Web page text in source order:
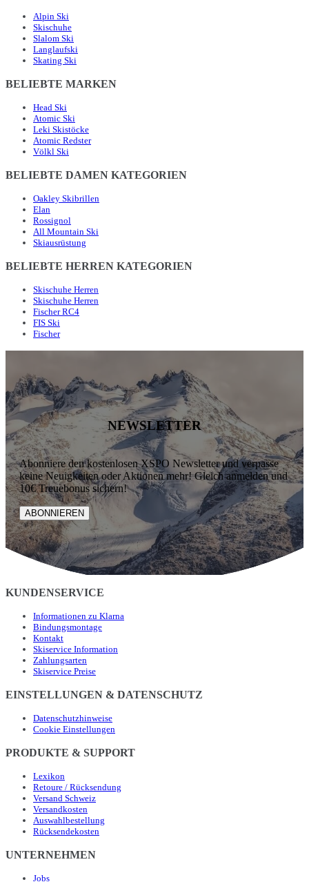
Alpin Ski
Skischuhe
Slalom Ski
Langlaufski
Skating Ski
BELIEBTE MARKEN
Head Ski
Atomic Ski
Leki Skistöcke
Atomic Redster
Völkl Ski
BELIEBTE DAMEN KATEGORIEN
Oakley Skibrillen
Elan
Rossignol
All Mountain Ski
Skiausrüstung
BELIEBTE HERREN KATEGORIEN
Skischuhe Herren
Skischuhe Herren
Fischer RC4
FIS Ski
Fischer
NEWSLETTER
Abonniere den kostenlosen XSPO Newsletter und verpasse
keine Neuigkeiten oder Aktionen mehr! Gleich anmelden und
10€ Treuebonus sichern!
ABONNIEREN
KUNDENSERVICE
Informationen zu Klarna
Bindungsmontage
Kontakt
Skiservice Information
Zahlungsarten
Skiservice Preise
EINSTELLUNGEN & DATENSCHUTZ
Datenschutzhinweise
Cookie Einstellungen
PRODUKTE & SUPPORT
Lexikon
Retoure / Rücksendung
Versand Schweiz
Versandkosten
Auswahlbestellung
Rücksendekosten
UNTERNEHMEN
Jobs